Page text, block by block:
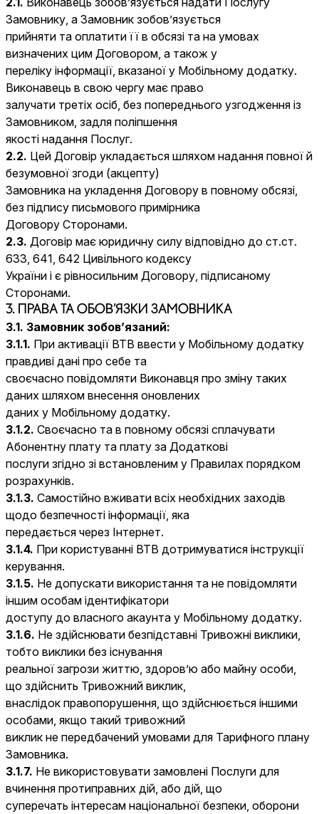
Замовнику, а Замовник зобов’язується
прийняти та оплатити її в обсязі та на умовах
визначених цим Договором, а також у
переліку інформації, вказаної у Мобільному додатку.
Виконавець в свою чергу має право
залучати третіх осіб, без попереднього узгодження із
Замовником, задля поліпшення
якості надання Послуг.
2.2. Цей Договір укладається шляхом надання повної й
безумовної згоди (акцепту)
Замовника на укладення Договору в повному обсязі,
без підпису письмового примірника
Договору Сторонами.
2.3. Договір має юридичну силу відповідно до ст.ст.
633, 641, 642 Цивільного кодексу
України і є рівносильним Договору, підписаному
Сторонами.
3. ПРАВА ТА ОБОВ’ЯЗКИ ЗАМОВНИКА
3.1. Замовник зобов’язаний:
3.1.1. При активації ВТВ ввести у Мобільному додатку
правдиві дані про себе та
своєчасно повідомляти Виконавця про зміну таких
даних шляхом внесення оновлених
даних у Мобільному додатку.
3.1.2. Своєчасно та в повному обсязі сплачувати
Абонентну плату та плату за Додаткові
послуги згідно зі встановленим у Правилах порядком
розрахунків.
3.1.3. Самостійно вживати всіх необхідних заходів
щодо безпечності інформації, яка
передається через Інтернет.
3.1.4. При користуванні ВТВ дотримуватися інструкції
керування.
3.1.5. Не допускати використання та не повідомляти
іншим особам ідентифікатори
доступу до власного акаунта у Мобільному додатку.
3.1.6. Не здійснювати безпідставні Тривожні виклики,
тобто виклики без існування
реальної загрози життю, здоров’ю або майну особи,
що здійснить Тривожний виклик,
внаслідок правопорушення, що здійснюється іншими
особами, якщо такий тривожний
виклик не передбачений умовами для Тарифного плану
Замовника.
3.1.7. Не використовувати замовлені Послуги для
вчинення протиправних дій, або дій, що
суперечать інтересам національної безпеки, оборони